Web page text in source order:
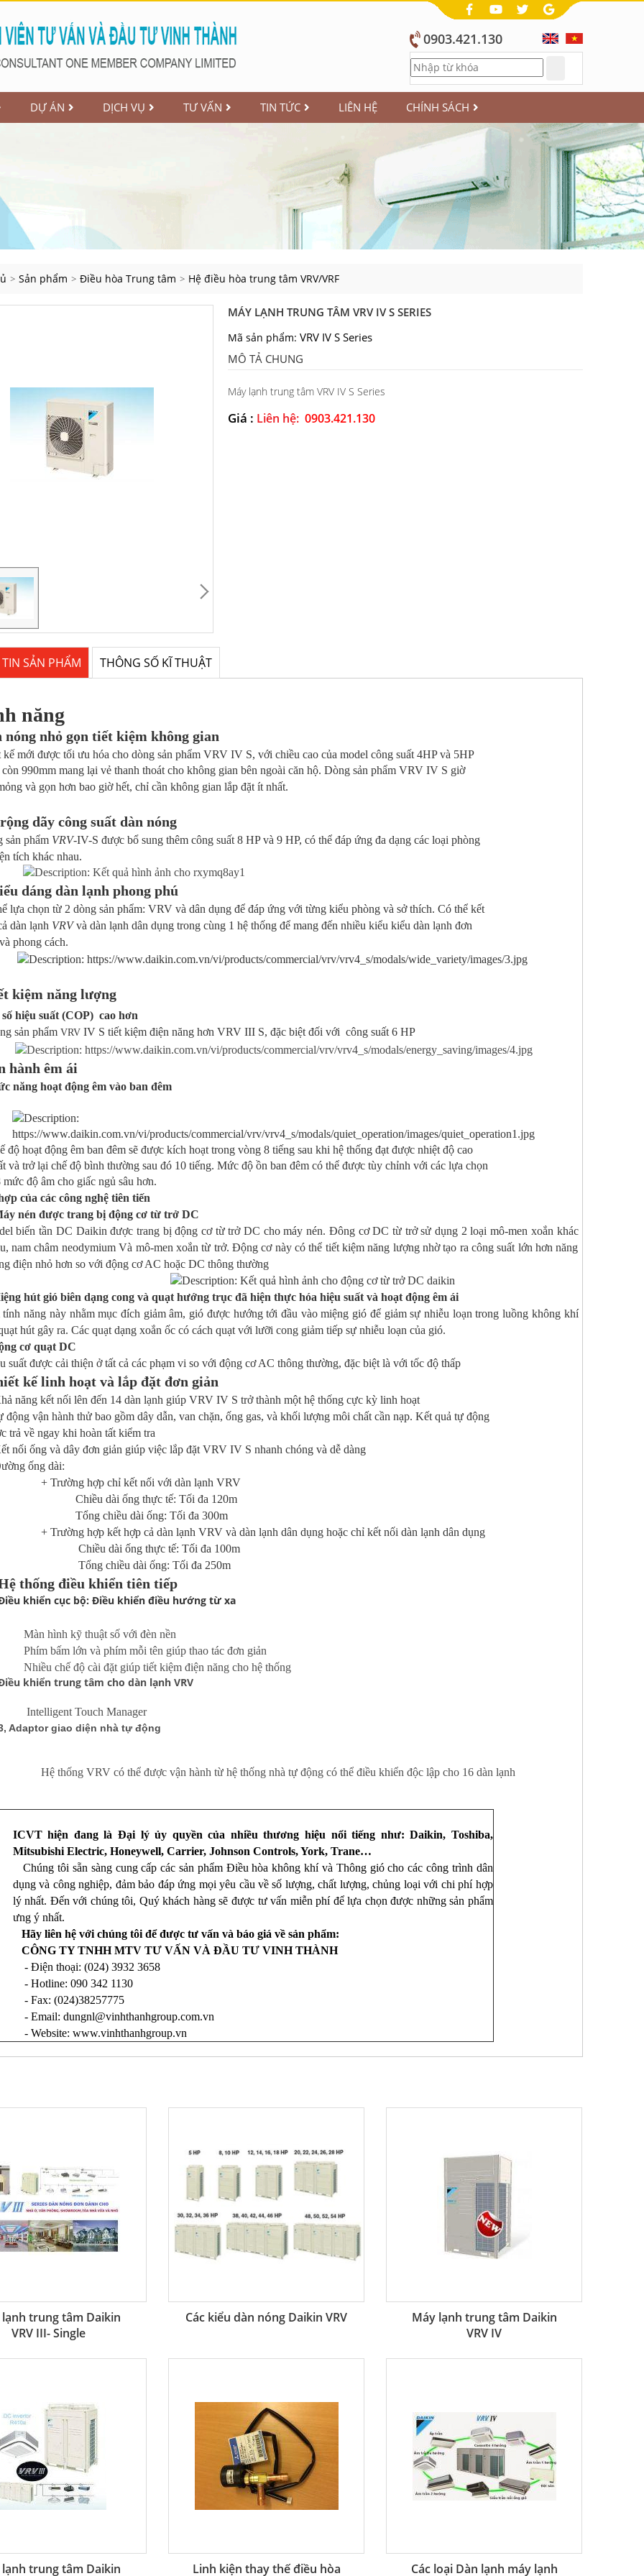
0903.421.130
DỰ ÁN DỊCH VỤ TƯ VẤN TIN TỨC LIÊN HỆ CHÍNH SÁCH
> Sản phẩm > Điều hòa Trung tâm > Hệ điều hòa trung tâm VRV/VRF
MÁY LẠNH TRUNG TÂM VRV IV S SERIES
Mã sản phẩm: VRV IV S Series
MÔ TẢ CHUNG
Máy lạnh trung tâm VRV IV S Series
Giá : Liên hệ:0903.421.130
SẢN PHẨM THÔNG SỐ KĨ THUẬT
năng
nóng nhỏ gọn tiết kiệm không gian
tối ưu hóa cho dòng sản phẩm VRV IV S, với chiều cao của model công suất4HP và 5HP
mang lại vẻ thanh thoát cho không gian bên ngoài căn hộ. Dòng sản phẩm VRV IV S giờ
hơn bao giờ hết, chỉ cần không gian lắp đặt ít nhất.
dãy công suất dàn nóng
phẩm VRV-IV-S được bổ sung thêm công suất 8 HP và 9 HP, có thể đáp ứng đa dạng các loại phòng
khác nhau.
dáng dàn lạnh phong phú
từ 2 dòng sản phẩm: VRV và dân dụng để đáp ứng với từng kiểu phòng và sở thích. Có thể kết
lạnh VRVvà dàn lạnh dân dụng trong cùng 1 hệ thống để mang đến nhiều kiểu kiểu dàn lạnh đơn
cách.
kiệm năng lượng
số hiệu suất (COP) cao hơn
phẩmVRV IV S tiết kiệm điện năng hơn VRV III S, đặc biệt đối với công suất 6 HP
hành êm ái
năng hoạt động êm vào ban đêm
động êm ban đêm sẽ được kích hoạt trong vòng 8 tiếng sau khi hệ thống đạt được nhiệt độ cao
lại chế độ bình thường sau đó 10 tiếng. Mức độ ồn ban đêm có thể được tùy chỉnh với các lựa chọn
độ âm cho giấc ngủ sâu hơn.
của các công nghệ tiên tiến
nén được trang bị động cơ từ trở DC
biến tần DC Daikin được trang bị động cơ từ trở DC cho máy nén. Đông cơ DC từ trở sử dụng 2 loại mô-men xoắn khác
nam châm neodymium Và mô-men xoắn từ trở. Động cơ này có thể tiết kiệm năng lượng nhờ tạo ra công suất lớn hơn năng
điện nhỏ hơn so với động cơ AC hoặc DC thông thường
hút gió biên dạng cong và quạt hướng trục đã hiện thực hóa hiệu suất và hoạt động êm ái
tính năng này nhằm mục đích giảm âm, gió được hướng tới đầu vào miệng gió để giảm sự nhiễu loạn trong luồng không khí
hút gây ra. Các quạt dạng xoắn ốc có cách quạt với lưỡi cong giảm tiếp sự nhiễu loạn của gió.
cơ quạt DC
suất được cải thiện ở tất cả các phạm vi so với động cơ AC thông thường, đặc biệt là với tốc độ thấp
kế linh hoạt và lắp đặt đơn giản
kết nối lên đến 14 dàn lạnh giúp VRV IV S trở thành một hệ thống cực kỳ linh hoạt
vận hành thử bao gồm dây dẫn, van chặn, ống gas, và khối lượng môi chất cần nạp. Kết quả tự động
trả về ngay khi hoàn tất kiểm tra
ống và dây đơn giản giúp việc lắp đặt VRV IV S nhanh chóng và dễ dàng
ống dài:
hợp chỉ kết nối với dàn lạnh VRV
dài ống thực tế: Tối đa 120m
chiều dài ống: Tối đa 300m
hợp kết hợp cả dàn lạnh VRV và dàn lạnh dân dụng hoặc chỉ kết nối dàn lạnh dân dụng
dài ống thực tế: Tối đa 100m
chiều dài ống: Tối đa 250m
thống điều khiển tiên tiếp
cục bộ: Điều khiển điều hướng từ xa
hình kỹ thuật số với đèn nền
bấm lớn và phím mỗi tên giúp thao tác đơn giản
chế độ cài đặt giúp tiết kiệm điện năng cho hệ thống
khiển trung tâm cho dàn lạnh VRV
Intelligent Touch Manager
Adaptor giao diện nhà tự động
Hệ thống VRV có thể được vận hành từ hệ thống nhà tự động có thể điều khiển độc lập cho 16 dàn lạnh
ICVT hiện đang là Đại lý ủy quyền của nhiều thương hiệu nổi tiếng như: Daikin, Toshiba,
Mitsubishi Electric, Honeywell, Carrier, Johnson Controls, York, Trane…
Chúng tôi sẵn sàng cung cấp các sản phẩm Điều hòa không khí và Thông gió cho các công trình dân
dụng và công nghiệp, đảm bảo đáp ứng mọi yêu cầu về số lượng, chất lượng, chủng loại với chi phí hợp
lý nhất. Đến với chúng tôi, Quý khách hàng sẽ được tư vấn miễn phí để lựa chọn được những sản phẩm
ưng ý nhất.
Hãy liên hệ với chúng tôi để được tư vấn và báo giá về sản phẩm:
CÔNG TY TNHH MTV TƯ VẤN VÀ ĐẦU TƯ VINH THÀNH
- Điện thoại: (024) 3932 3658
- Hotline: 090 342 1130
- Fax: (024)38257775
- Email: dungnl@vinhthanhgroup.com.vn
- Website: www.vinhthanhgroup.vn
trung tâm Daikin
VRV III- Single
Các kiểu dàn nóng Daikin VRV
Máy lạnh trung tâm Daikin
VRV IV
trung tâm Daikin Linh kiện thay thế điều hòa Các loại Dàn lạnh máy lạnh